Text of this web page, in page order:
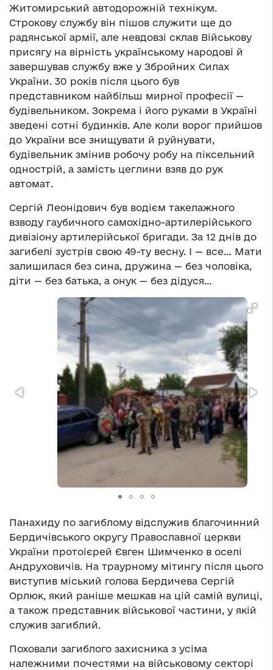
Житомирський автодорожній технікум.
Строкову службу він пішов служити ще до
радянської армії, але невдовзі склав Військову
присягу на вірність українському народові й
завершував службу вже у Збройних Силах
України. 30 років після цього був
представником найбільш мирної професії —
будівельником. Зокрема і його руками в Україні
зведені сотні будинків. Але коли ворог прийшов
до України все знищувати й руйнувати,
будівельник змінив робочу робу на піксельний
однострій, а замість цеглини взяв до рук
автомат.
Сергій Леонідович був водієм такелажного
взводу гаубичного самохідно-артилерійського
дивізіону артилерійської бригади. За 12 днів до
загибелі зустрів свою 49-ту весну. І — все… Мати
залишилася без сина, дружина — без чоловіка,
діти — без батька, а онук — без дідуся…
Панахиду по загиблому відслужив благочинний
Бердичівського округу Православної церкви
України протоієрей Євген Шимченко в оселі
Андруховичів. На траурному мітингу після цього
виступив міський голова Бердичева Сергій
Орлюк, який раніше мешкав на цій самій вулиці,
а також представник військової частини, у якій
служив загиблий.
Поховали загиблого захисника з усіма
належними почестями на військовому секторі